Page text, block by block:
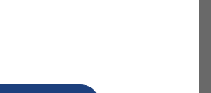
el chocolate pero su